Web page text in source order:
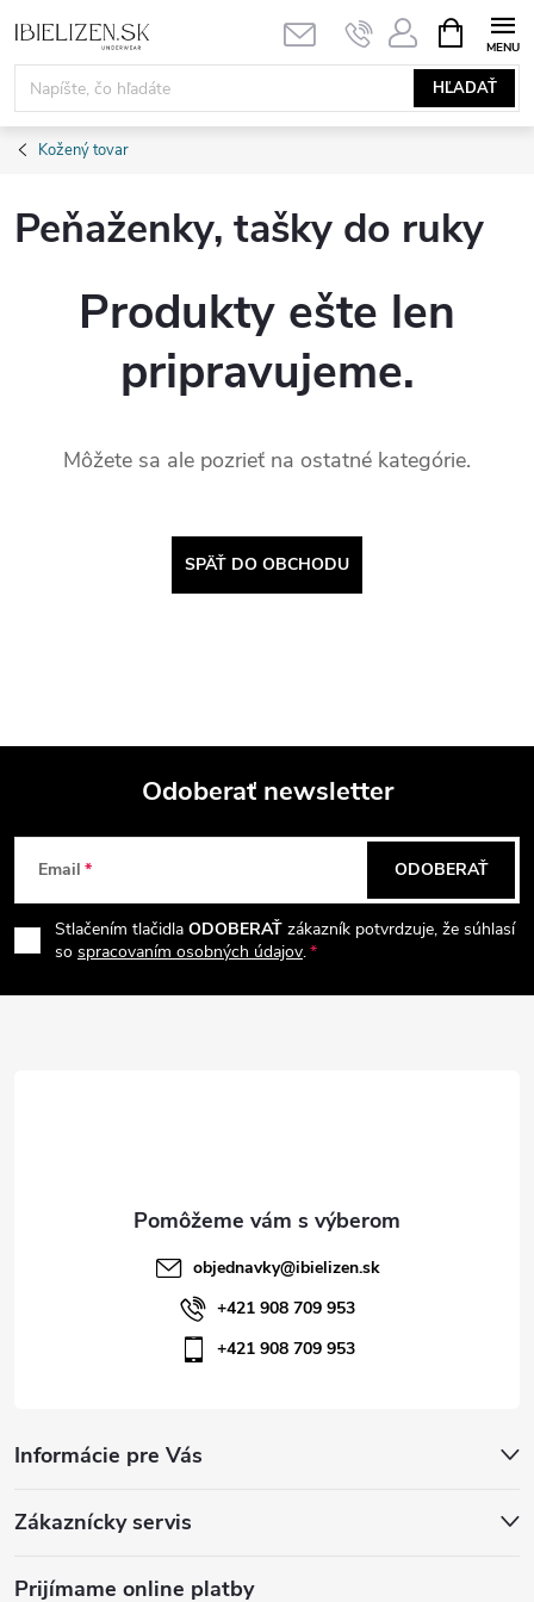
na
obsah
HĽADAŤ
KOŠÍK
Kožený tovar
Peňaženky, tašky do ruky
Produkty ešte len
pripravujeme.
Môžete sa ale pozrieť na ostatné kategórie.
SPÄŤ DO OBCHODU
Z
á
p
Odoberať newsletter
Email
Stlačením tlačidla ODOBERAŤ zákazník potvrdzuje, že súhlasí
so spracovaním osobných údajov.
ODOBERAŤ
Informácie pre Vás
Zákaznícky servis
Prijímame online platby
objednavky@ibielizen.sk
+421 908 709 953
+421 908 709 953